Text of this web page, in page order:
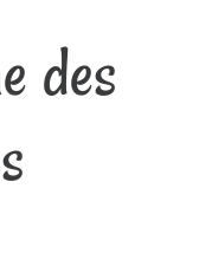
des